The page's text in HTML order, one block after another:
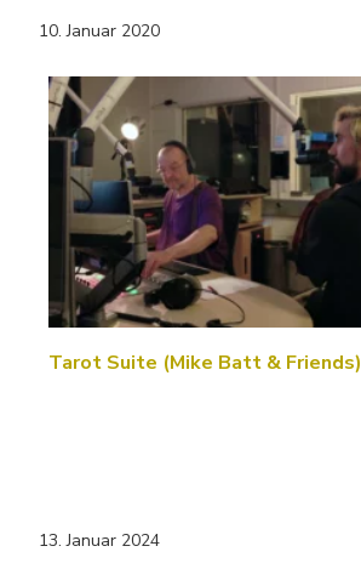
10. Januar 2020
Tarot Suite (Mike Batt & Friends)
13. Januar 2024